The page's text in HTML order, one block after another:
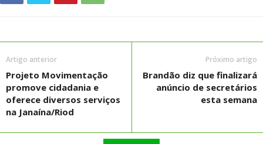
Artigo anterior
Projeto Movimentação
promove cidadania e
oferece diversos serviços
na Janaína/Riod
Próximo artigo
Brandão diz que finalizará
anúncio de secretários
esta semana